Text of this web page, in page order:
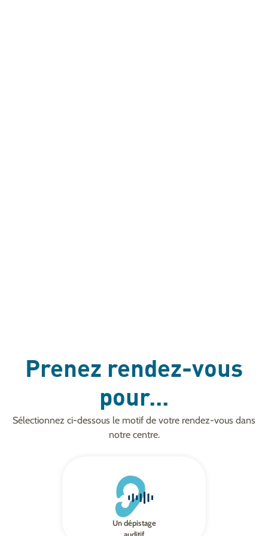
Prenez rendez-vous
pour...
Sélectionnez ci-dessous le motif de votre rendez-vous dans
notre centre.
Un dépistage
auditif